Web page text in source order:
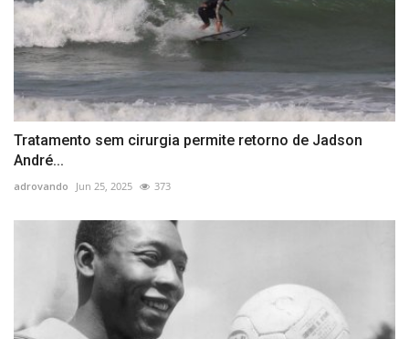
Tratamento sem cirurgia permite retorno de Jadson
André...
adrovando Jun 25, 2025 373